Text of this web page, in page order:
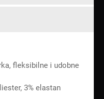
fleksibilne i udobne
3% elastan